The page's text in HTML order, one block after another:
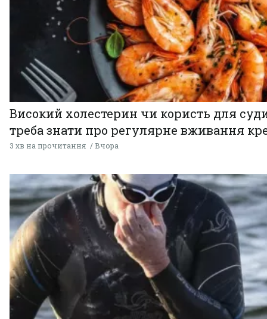
Високий холестерин чи користь для
треба знати про регулярне вживання
3 хв на прочитання Вчора